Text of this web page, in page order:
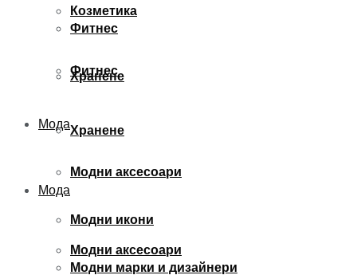
Козметика
Фитнес
Хранене
Мода
Модни аксесоари
Фитнес
Хранене
Мода
Модни аксесоари
Модни икони
Модни марки и дизайнери